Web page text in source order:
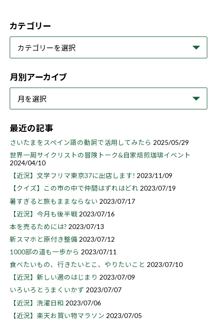
カテゴリー
月別アーカイブ
最近の記事
さいたまをスペイン語の動詞で活用してみたら 2025/05/29
世界一周サイクリストの冒険トーク&自家焙煎珈琲イベント
2024/04/10
【近況】文学フリマ東京37に出店します! 2023/11/09
【クイズ】この市の中で仲間はずれはどれ 2023/07/19
暑すぎると旅もままならない 2023/07/17
【近況】今月も後半戦 2023/07/16
本を売るためには? 2023/07/13
新スマホと原付き整備 2023/07/12
1000部の道も一歩から 2023/07/11
食べたいもの、行きたいとこ、やりたいこと 2023/07/10
【近況】新しい週のはじまり 2023/07/09
いろいろとうまくいかず 2023/07/07
【近況】洗濯日和 2023/07/06
【近況】楽天お買い物マラソン 2023/07/05